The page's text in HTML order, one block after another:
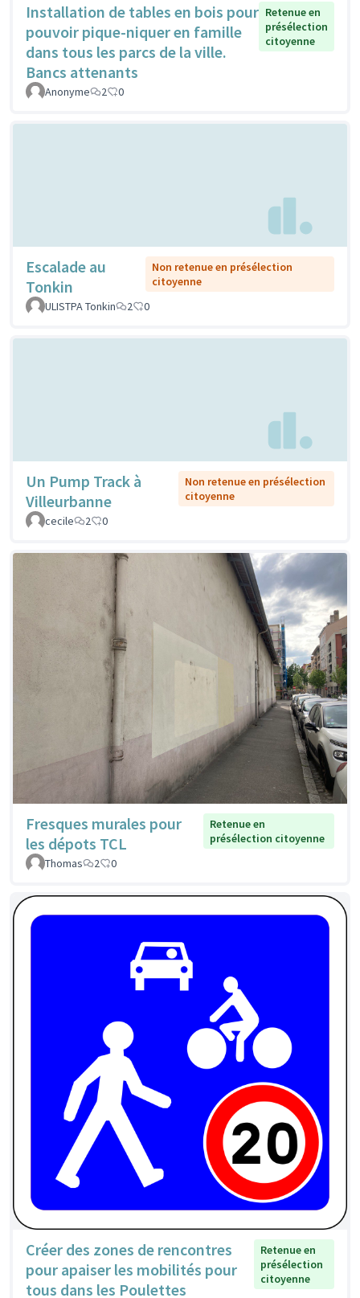
Installation de tables en bois pour
pouvoir pique-niquer en famille
dans tous les parcs de la ville.
Bancs attenants
Retenue en
présélection
citoyenne
Anonyme 2 0
Escalade au
Tonkin
Non retenue en présélection
citoyenne
ULISTPA Tonkin
2 0
Un Pump Track à
Villeurbanne
Non retenue en présélection
citoyenne
cecile
2 0
Fresques murales pour
les dépots TCL
Retenue en
présélection citoyenne
Thomas
2 0
Créer des zones de rencontres
pour apaiser les mobilités pour
tous dans les Poulettes
Retenue en
présélection
citoyenne